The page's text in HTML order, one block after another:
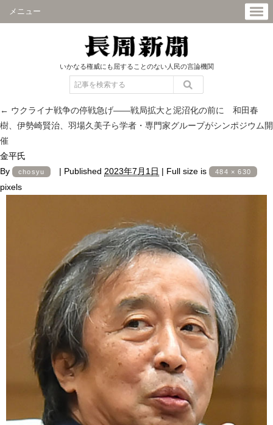
メニュー
いかなる権威にも屈することのない人民の言論機関
← ウクライナ戦争の停戦急げ――戦局拡大と泥沼化の前に 和田春
樹、伊勢崎賢治、羽場久美子ら学者・専門家グループがシンポジウム開
催
金平氏
By
chosyu | Published 2023年7月1日 | Full size is 484 × 630
pixels